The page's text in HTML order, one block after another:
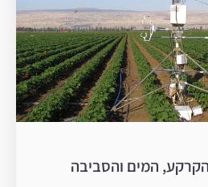
המים והסביבה